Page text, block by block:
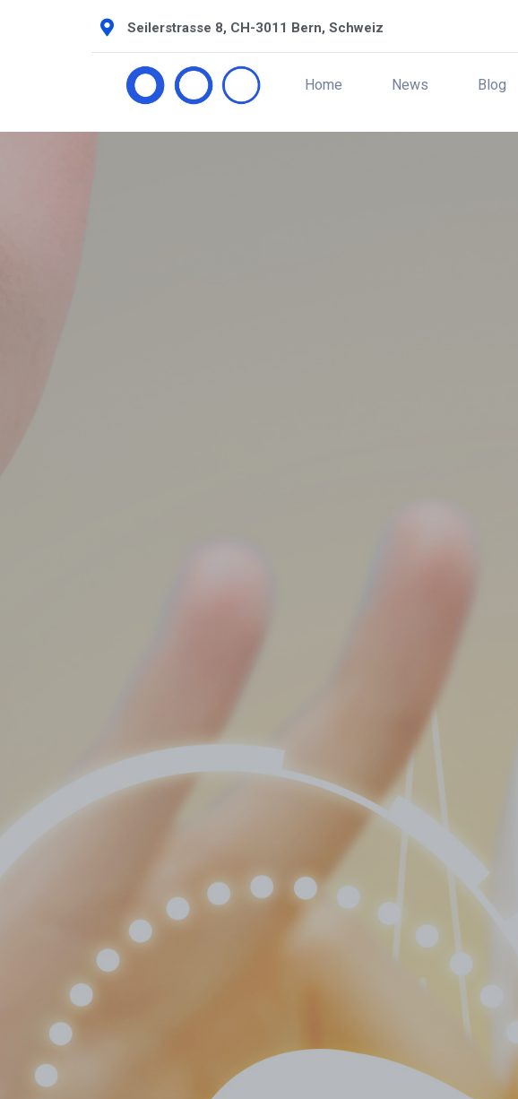
Seilerstrasse 8, CH-3011 Bern, Schweiz
Home News Blog